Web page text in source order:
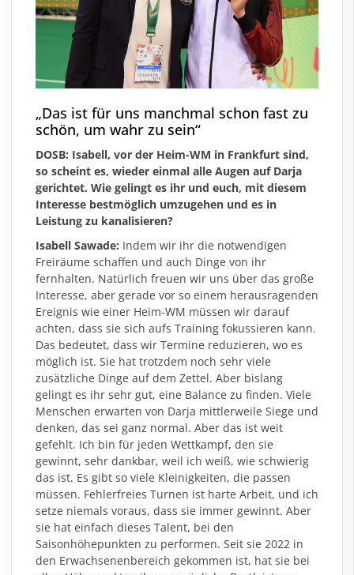
„Das ist für uns manchmal schon fast zu
schön, um wahr zu sein“
DOSB: Isabell, vor der Heim-WM in Frankfurt sind,
so scheint es, wieder einmal alle Augen auf Darja
gerichtet. Wie gelingt es ihr und euch, mit diesem
Interesse bestmöglich umzugehen und es in
Leistung zu kanalisieren?
Isabell Sawade: Indem wir ihr die notwendigen
Freiräume schaffen und auch Dinge von ihr
fernhalten. Natürlich freuen wir uns über das große
Interesse, aber gerade vor so einem herausragenden
Ereignis wie einer Heim-WM müssen wir darauf
achten, dass sie sich aufs Training fokussieren kann.
Das bedeutet, dass wir Termine reduzieren, wo es
möglich ist. Sie hat trotzdem noch sehr viele
zusätzliche Dinge auf dem Zettel. Aber bislang
gelingt es ihr sehr gut, eine Balance zu finden. Viele
Menschen erwarten von Darja mittlerweile Siege und
denken, das sei ganz normal. Aber das ist weit
gefehlt. Ich bin für jeden Wettkampf, den sie
gewinnt, sehr dankbar, weil ich weiß, wie schwierig
das ist. Es gibt so viele Kleinigkeiten, die passen
müssen. Fehlerfreies Turnen ist harte Arbeit, und ich
setze niemals voraus, dass sie immer gewinnt. Aber
sie hat einfach dieses Talent, bei den
Saisonhöhepunkten zu performen. Seit sie 2022 in
den Erwachsenenbereich gekommen ist, hat sie bei